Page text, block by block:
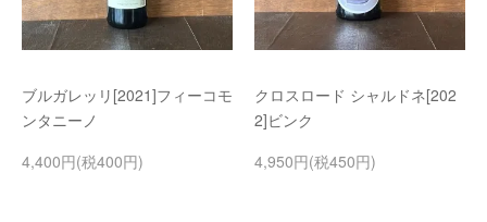
ブルガレッリ[2021]フィーコモ
ンタニーノ
4,400円(税400円)
クロスロード シャルドネ[202
2]ビンク
4,950円(税450円)